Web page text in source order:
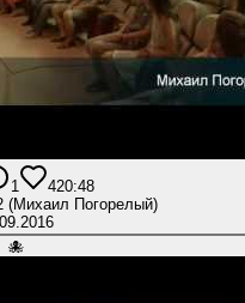
1 420:48
(Михаил Погорелый)
🐙